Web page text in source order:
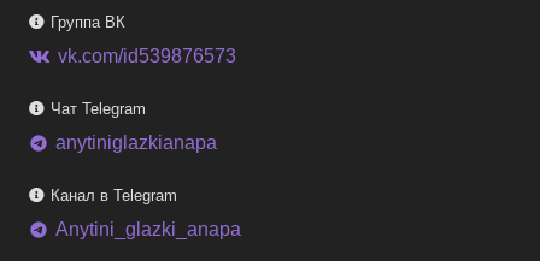
Группа ВК
vk.com/id539876573
Чат Telegram
telegram anytiniglazkianapa
Канал в Telegram
telegram Anytini_glazki_anapa